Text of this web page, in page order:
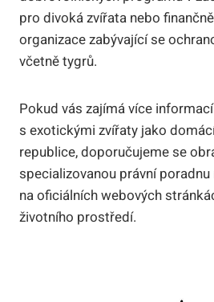
pro divoká zvířata nebo
organizace zabývající se
včetně tygrů.
Pokud vás zajímá více
s exotickými zvířaty jako
republice, doporučujeme se
specializovanou právní
na oficiálních webových
životního prostředí.